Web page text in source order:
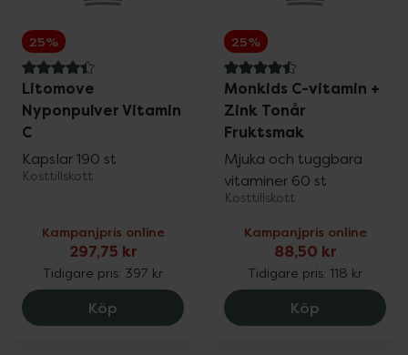
25%
4.4 av 5 i omdöme
Litomove
Nyponpulver Vitamin
C
Kapslar 190 st
Kosttillskott
Kampanjpris online
297,75 kr
Tidigare pris: 397 kr
Köp Litomove Nyponpulver Vitamin C,
25%
4.5 av 5 i omdöme
Monkids C-vitamin +
Zink Tonår
Fruktsmak
Mjuka och tuggbara
vitaminer 60 st
Kosttillskott
Kampanjpris online
88,50 kr
Tidigare pris: 118 kr
Köp Monkids